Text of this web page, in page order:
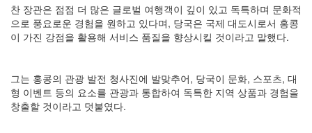
찬 장관은 점점 더 많은 글로벌 여행객이 깊이 있고 독특하며 문화적
으로 풍요로운 경험을 원하고 있다며, 당국은 국제 대도시로서 홍콩
이 가진 강점을 활용해 서비스 품질을 향상시킬 것이라고 말했다.
그는 홍콩의 관광 발전 청사진에 발맞추어, 당국이 문화, 스포츠, 대
형 이벤트 등의 요소를 관광과 통합하여 독특한 지역 상품과 경험을
창출할 것이라고 덧붙였다.